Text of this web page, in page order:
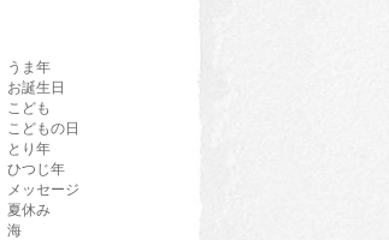
うま年
お誕生日
こども
こどもの日
とり年
ひつじ年
メッセージ
夏休み
海